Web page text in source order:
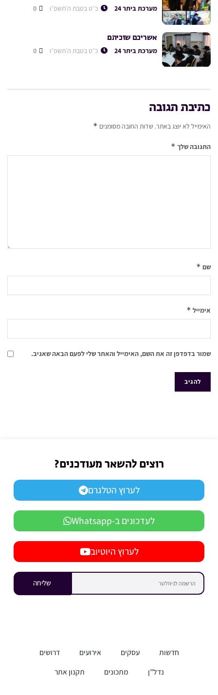
מערכת ביתר 24 כ״ט בטבת ה׳תשפ״ו
אשריכם שזכיתם
מערכת ביתר 24 כ״ט בטבת ה׳תשפ״ו
כתיבת תגובה
האימייל לא יוצג באתר. שדות החובה מסומנים *
התגובה שלך *
שם *
אימייל *
שמור בדפדפן זה את השם, האימייל והאתר שלי לפעם הבאה שאגיב.
רוצים להשאר מעודכנים?
לערוץ הטלגרם
לעדכונים ב-Whatsapp
לערוץ היוטיוב
שליחה
חדשות עסקים אירועים
דרושים
נדל”ן
מתכונים תקנון אתר